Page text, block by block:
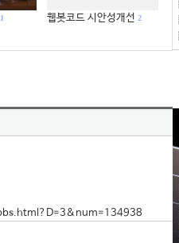
1 웹봇코드 시안성개선 2